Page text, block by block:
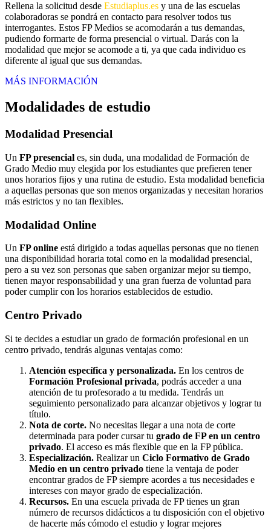
Rellena la solicitud desde Estudiaplus.es y una de las escuelas
colaboradoras se pondrá en contacto para resolver todos tus
interrogantes. Estos FP Medios se acomodarán a tus demandas,
pudiendo formarte de forma presencial o virtual. Darás con la
modalidad que mejor se acomode a ti, ya que cada individuo es
diferente al igual que sus demandas.
MÁS INFORMACIÓN
Modalidades de estudio
Modalidad Presencial
Un FP presencial es, sin duda, una modalidad de Formación de
Grado Medio muy elegida por los estudiantes que prefieren tener
unos horarios fijos y una rutina de estudio. Esta modalidad beneficia
a aquellas personas que son menos organizadas y necesitan horarios
más estrictos y no tan flexibles.
Modalidad Online
Un FP online está dirigido a todas aquellas personas que no tienen
una disponibilidad horaria total como en la modalidad presencial,
pero a su vez son personas que saben organizar mejor su tiempo,
tienen mayor responsabilidad y una gran fuerza de voluntad para
poder cumplir con los horarios establecidos de estudio.
Centro Privado
Si te decides a estudiar un grado de formación profesional en un
centro privado, tendrás algunas ventajas como:
Atención específica y personalizada. En los centros de
Formación Profesional privada, podrás acceder a una
atención de tu profesorado a tu medida. Tendrás un
seguimiento personalizado para alcanzar objetivos y lograr tu
título.
Nota de corte. No necesitas llegar a una nota de corte
determinada para poder cursar tu grado de FP en un centro
privado. El acceso es más flexible que en la FP pública.
Especialización. Realizar un Ciclo Formativo de Grado
Medio en un centro privado tiene la ventaja de poder
encontrar grados de FP siempre acordes a tus necesidades e
intereses con mayor grado de especialización.
Recursos. En una escuela privada de FP tienes un gran
número de recursos didácticos a tu disposición con el objetivo
de hacerte más cómodo el estudio y lograr mejores